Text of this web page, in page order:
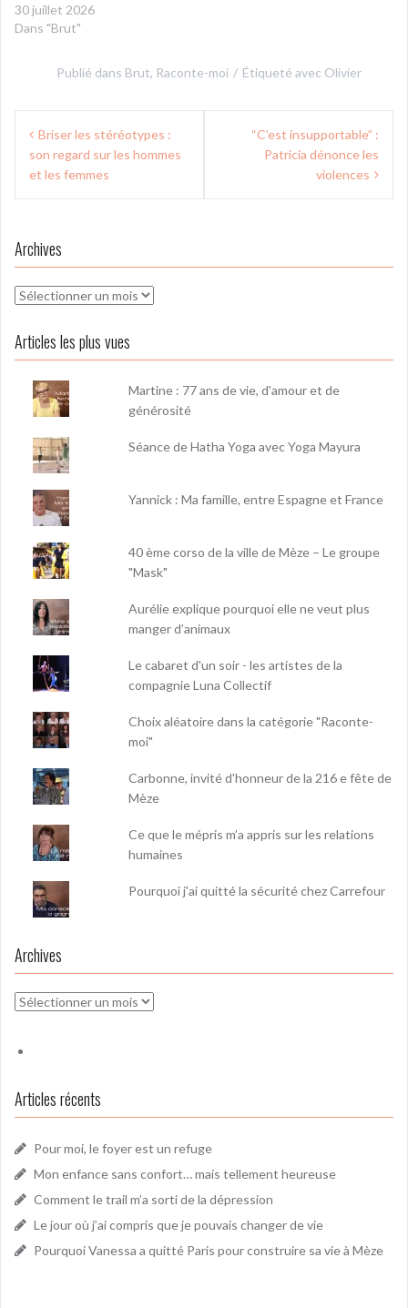
30 juillet 2026
Dans "Brut"
Publié dans Brut, Raconte-moi Étiqueté avec Olivier
Navigation
de
l’article
Briser les stéréotypes :
son regard sur les hommes
et les femmes
“C’est insupportable” :
Patricia dénonce les
violences
Archives
Archives
Articles les plus vues
Martine : 77 ans de vie, d'amour et de
générosité
Séance de Hatha Yoga avec Yoga Mayura
Yannick : Ma famille, entre Espagne et France
40 ème corso de la ville de Mèze – Le groupe
"Mask"
Aurélie explique pourquoi elle ne veut plus
manger d’animaux
Le cabaret d'un soir - les artistes de la
compagnie Luna Collectif
Choix aléatoire dans la catégorie "Raconte-
moi"
Carbonne, invité d'honneur de la 216 e fête de
Mèze
Ce que le mépris m’a appris sur les relations
humaines
Pourquoi j'ai quitté la sécurité chez Carrefour
Archives
Archives
Articles récents
Pour moi, le foyer est un refuge
Mon enfance sans confort… mais tellement heureuse
Comment le trail m’a sorti de la dépression
Le jour où j’ai compris que je pouvais changer de vie
Pourquoi Vanessa a quitté Paris pour construire sa vie à Mèze